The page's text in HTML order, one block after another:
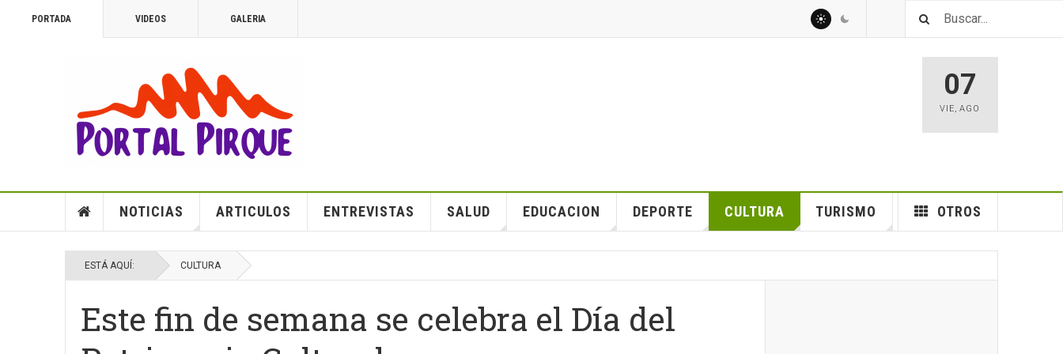
PORTADA VIDEOS GALERIA
07
VIE,AGO
NOTICIAS ARTICULOS ENTREVISTAS SALUD EDUCACION DEPORTE CULTURA TURISMO OTROS
ESTÁ AQUÍ: CULTURA
Este fin de semana se celebra el Día del